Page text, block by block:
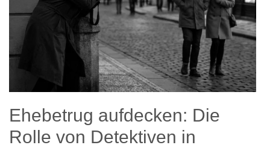
Ehebetrug aufdecken: Die
Rolle von Detektiven in